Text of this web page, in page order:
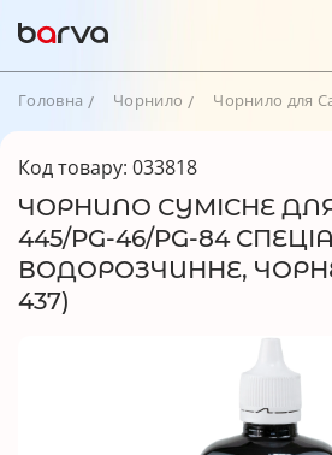
Головна Чорнило Чорнило для
Код товару: 033818
ЧОРНИЛО СУМІСНЕ ДЛЯ
445/PG-46/PG-84
ВОДОРОЗЧИННЕ, ЧОРНЕ
437)